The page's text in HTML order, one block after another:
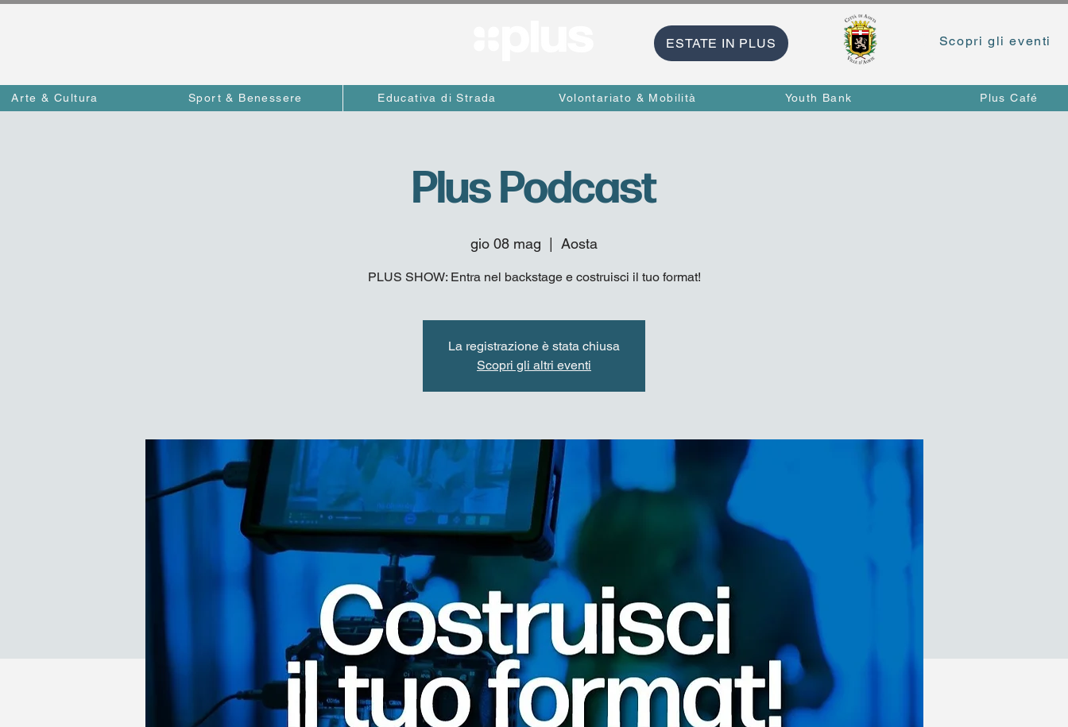
ESTATE IN PLUS Scopri gli eventi
Arte & Cultura Sport & Benessere Educativa di Strada Volontariato & Mobilità Youth Bank Plus Café
Plus Podcast
gio 08 mag Aosta
PLUS SHOW: Entra nel backstage e costruisci il tuo format!
La registrazione è stata chiusa
Scopri gli altri eventi